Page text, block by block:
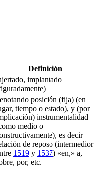
Definición
implantado
posición (fija) (en
tiempo o estado), y (por
instrumentalidad
medio o
es decir
de reposo (intermedior
1519 y 1537) «en,» a,
por, etc.